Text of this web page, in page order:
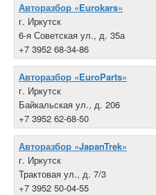
Авторазбор «Eurokars»
г. Иркутск
6-я Советская ул., д. 35а
+7 3952 68-34-86
Авторазбор «EuroParts»
г. Иркутск
Байкальская ул., д. 206
+7 3952 62-68-50
Авторазбор «JapanTrek»
г. Иркутск
Трактовая ул., д. 7/3
+7 3952 50-04-55